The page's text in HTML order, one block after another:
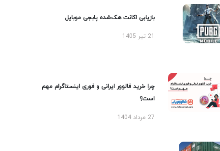
بازیابی اکانت هک‌شده پابجی موبایل
چرا خرید فالوور ایرانی و فوری اینستاگرام مهم
است؟
27 مرداد 1404